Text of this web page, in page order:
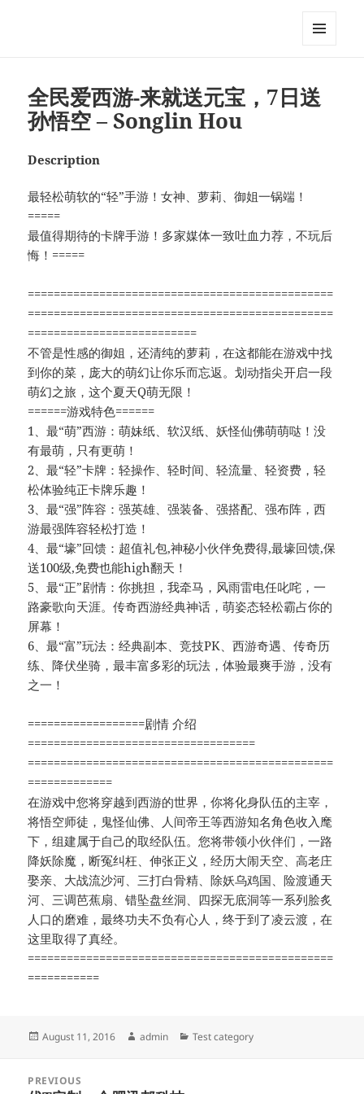
全民爱西游-来就送元宝，7日送
孙悟空 – Songlin Hou
Description
最轻松萌软的“轻”手游！女神、萝莉、御姐一锅端！
=====
最值得期待的卡牌手游！多家媒体一致吐血力荐，不玩后
悔！=====
===============================================
===============================================
==========================
不管是性感的御姐，还清纯的萝莉，在这都能在游戏中找
到你的菜，庞大的萌幻让你乐而忘返。划动指尖开启一段
萌幻之旅，这个夏天Q萌无限！
======游戏特色======
1、最“萌”西游：萌妹纸、软汉纸、妖怪仙佛萌萌哒！没
有最萌，只有更萌！
2、最“轻”卡牌：轻操作、轻时间、轻流量、轻资费，轻
松体验纯正卡牌乐趣！
3、最“强”阵容：强英雄、强装备、强搭配、强布阵，西
游最强阵容轻松打造！
4、最“壕”回馈：超值礼包,神秘小伙伴免费得,最壕回馈,保
送100级,免费也能high翻天！
5、最“正”剧情：你挑担，我牵马，风雨雷电任叱咤，一
路豪歌向天涯。传奇西游经典神话，萌姿态轻松霸占你的
屏幕！
6、最“富”玩法：经典副本、竞技PK、西游奇遇、传奇历
练、降伏坐骑，最丰富多彩的玩法，体验最爽手游，没有
之一！
==================剧情 介绍
===================================
===============================================
=============
在游戏中您将穿越到西游的世界，你将化身队伍的主宰，
将悟空师徒，鬼怪仙佛、人间帝王等西游知名角色收入麾
下，组建属于自己的取经队伍。您将带领小伙伴们，一路
降妖除魔，断冤纠枉、伸张正义，经历大闹天空、高老庄
娶亲、大战流沙河、三打白骨精、除妖乌鸡国、险渡通天
河、三调芭蕉扇、错坠盘丝洞、四探无底洞等一系列脍炙
人口的磨难，最终功夫不负有心人，终于到了凌云渡，在
这里取得了真经。
===============================================
===========
Posted
August 11, 2016 Author
admin Categories
Test category
navigation
PREVIOUS